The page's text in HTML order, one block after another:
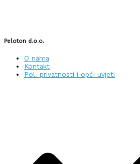
Peloton d.o.o.
O nama
Kontakt
Pol. privatnosti i opći uvjeti